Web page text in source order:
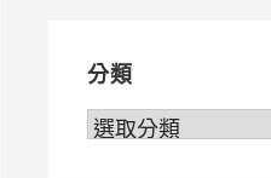
分類
分